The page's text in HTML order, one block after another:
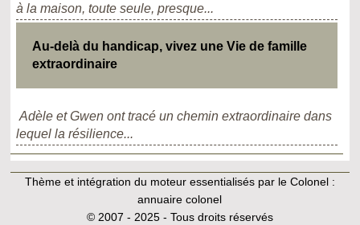
à la maison, toute seule, presque...
Au-delà du handicap, vivez une Vie de famille
extraordinaire
Adèle et Gwen ont tracé un chemin extraordinaire dans
lequel la résilience...
Thème et intégration du moteur essentialisés par le Colonel :
annuaire colonel
© 2007 - 2025 - Tous droits réservés